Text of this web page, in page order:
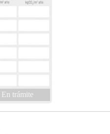
En trámite